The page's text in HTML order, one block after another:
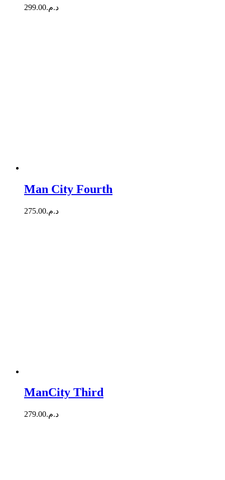
د.م.299.00
Man City Fourth
د.م.275.00
ManCity Third
د.م.279.00